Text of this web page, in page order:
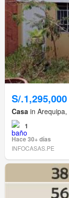
S/.1,295,000
Casa in
1
Hace 30+ días
INFOCASAS.PE